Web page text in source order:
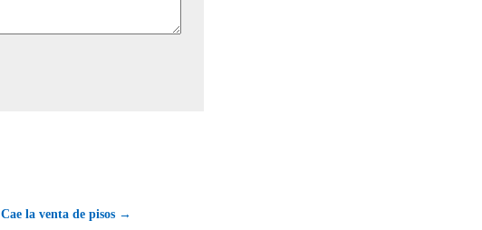
Cae la venta de pisos →